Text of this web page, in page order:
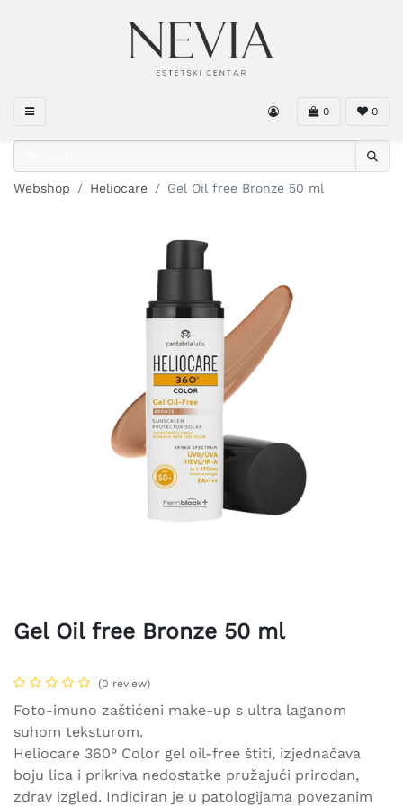
0 0
Webshop Heliocare Gel Oil free Bronze 50 ml
Gel Oil free Bronze 50 ml
(0 review)
Foto-imuno zaštićeni make-up s ultra laganom
suhom teksturom.
Heliocare 360° Color gel oil-free štiti, izjednačava
boju lica i prikriva nedostatke pružajući prirodan,
zdrav izgled. Indiciran je u patologijama povezanim